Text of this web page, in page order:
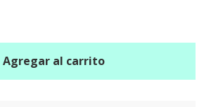
Agregar al carrito